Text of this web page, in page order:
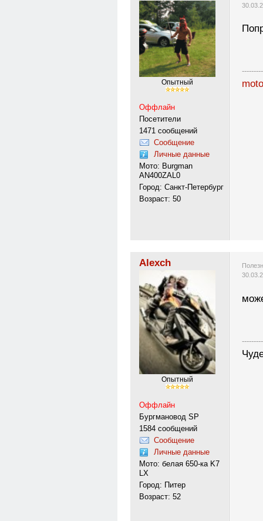
Опытный
Оффлайн
Посетители
1471 сообщений
Сообщение
Личные данные
Мото: Burgman
AN400ZAL0
Город: Санкт-Петербург
Возраст: 50
Alexch
Опытный
Оффлайн
Бургмановод SP
1584 сообщений
Сообщение
Личные данные
Мото: белая 650-ка K7
LX
Город: Питер
Возраст: 52